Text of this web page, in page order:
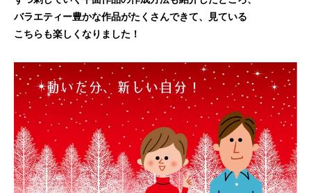
バラエティー豊かな作品がたくさんできて、見ている
こちらも楽しくなりました！